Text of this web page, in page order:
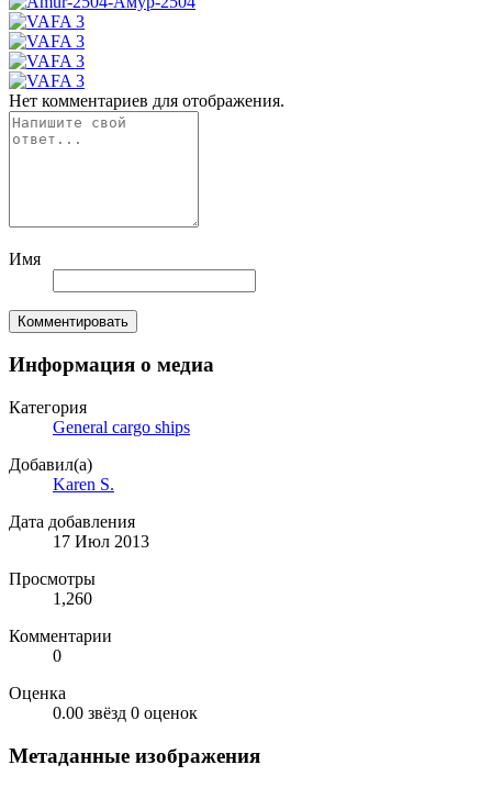
Нет комментариев для отображения.
Имя
Комментировать
Информация о медиа
Категория
General cargo ships
Добавил(а)
Karen S.
Дата добавления
17 Июл 2013
Просмотры
1,260
Комментарии
0
Оценка
0.00 звёзд 0 оценок
Метаданные изображения